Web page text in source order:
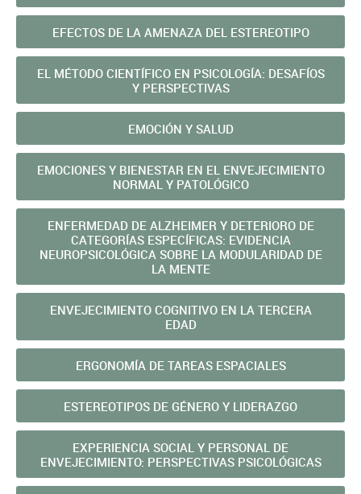
EFECTOS DE LA AMENAZA DEL ESTEREOTIPO
EL MÉTODO CIENTÍFICO EN PSICOLOGÍA: DESAFÍOS
Y PERSPECTIVAS
EMOCIÓN Y SALUD
EMOCIONES Y BIENESTAR EN EL ENVEJECIMIENTO
NORMAL Y PATOLÓGICO
ENFERMEDAD DE ALZHEIMER Y DETERIORO DE
CATEGORÍAS ESPECÍFICAS: EVIDENCIA
NEUROPSICOLÓGICA SOBRE LA MODULARIDAD DE
LA MENTE
ENVEJECIMIENTO COGNITIVO EN LA TERCERA
EDAD
ERGONOMÍA DE TAREAS ESPACIALES
ESTEREOTIPOS DE GÉNERO Y LIDERAZGO
EXPERIENCIA SOCIAL Y PERSONAL DE
ENVEJECIMIENTO: PERSPECTIVAS PSICOLÓGICAS